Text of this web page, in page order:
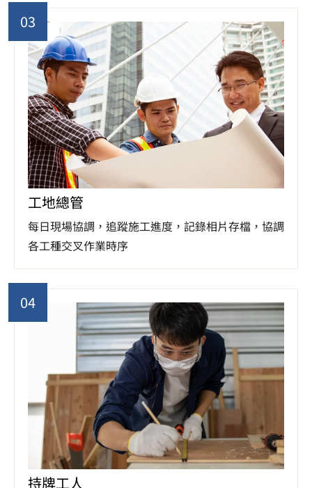
工地總管
每日現場協調，追蹤施工進度，記錄相片存檔，協調
各工種交叉作業時序
03
持牌工人
04